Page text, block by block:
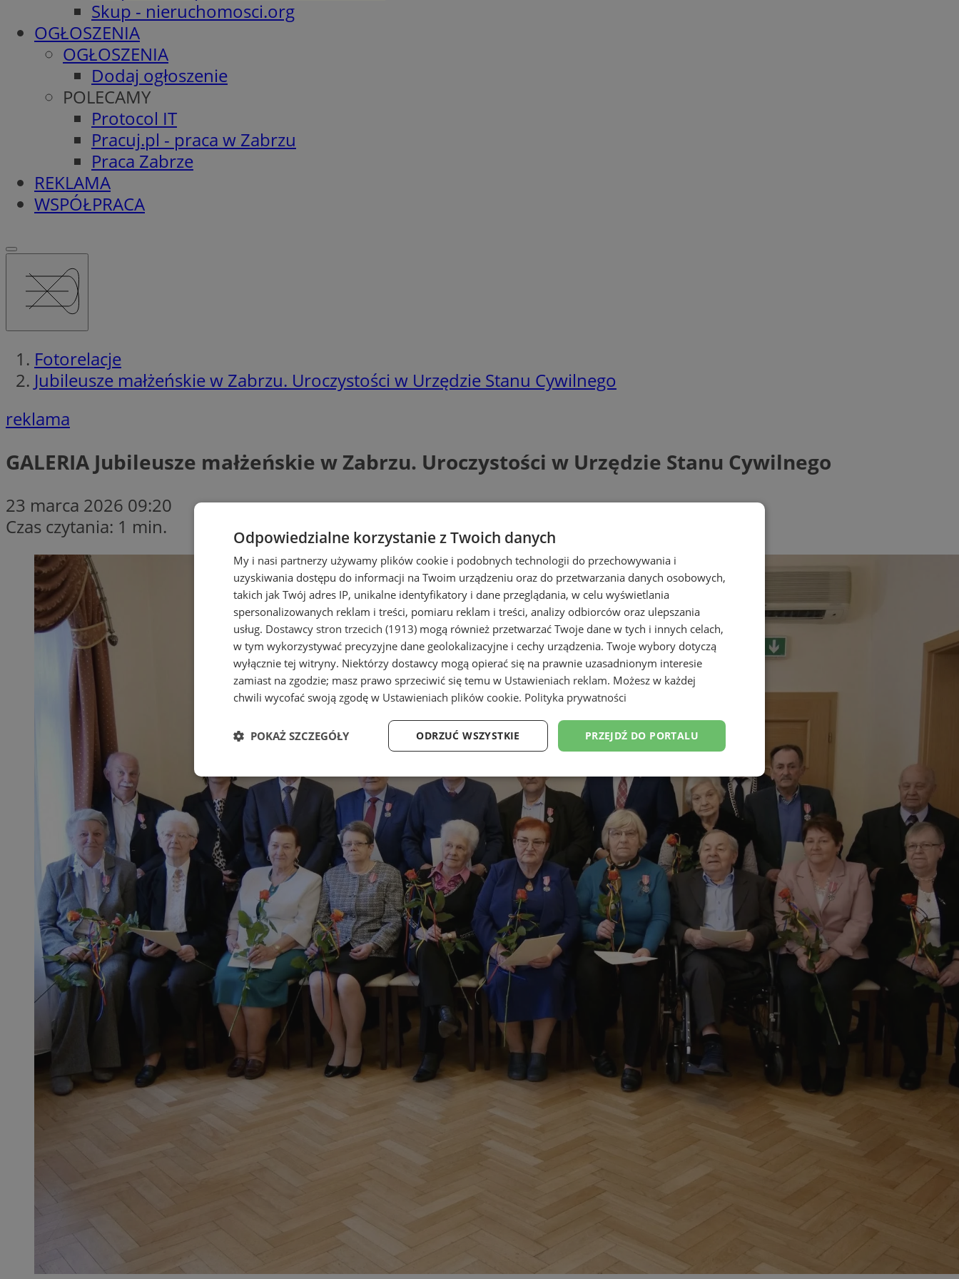
Skup - nieruchomosci.org
OGŁOSZENIA
OGŁOSZENIA
Dodaj ogłoszenie
POLECAMY
Protocol IT
Pracuj.pl - praca w Zabrzu
Praca Zabrze
REKLAMA
WSPÓŁPRACA
Fotorelacje
Jubileusze małżeńskie w Zabrzu. Uroczystości w Urzędzie Stanu Cywilnego
reklama
GALERIA Jubileusze małżeńskie w Zabrzu. Uroczystości w Urzędzie Stanu Cywilnego
23 marca 2026 09:20
Czas czytania: 1 min.
Odpowiedzialne korzystanie z Twoich danych
My i nasi partnerzy używamy plików cookie i podobnych technologii do przechowywania i
uzyskiwania dostępu do informacji na Twoim urządzeniu oraz do przetwarzania danych osobowych,
takich jak Twój adres IP, unikalne identyfikatory i dane przeglądania, w celu wyświetlania
spersonalizowanych reklam i treści, pomiaru reklam i treści, analizy odbiorców oraz ulepszania
usług. Dostawcy stron trzecich (1913) mogą również przetwarzać Twoje dane w tych i innych celach,
w tym wykorzystywać precyzyjne dane geolokalizacyjne i cechy urządzenia. Twoje wybory dotyczą
wyłącznie tej witryny. Niektórzy dostawcy mogą opierać się na prawnie uzasadnionym interesie
zamiast na zgodzie; masz prawo sprzeciwić się temu w Ustawieniach reklam. Możesz w każdej
chwili wycofać swoją zgodę w Ustawieniach plików cookie. Polityka prywatności
PRZEJDŹ DO PORTALU
ODRZUĆ WSZYSTKIE
POKAŻ SZCZEGÓŁY
Niezbędne Wydajność Targetowanie Funkcjonalność Niesklasyfikowane
Niezbędne Wydajność Targetowanie Funkcjonalność Niesklasyfikowane
Niezbędne pliki cookie umożliwiają korzystanie z podstawowych funkcji strony internetowej, takich jak logowanie użytkownika i
zarządzanie kontem. Bez niezbędnych plików cookie nie można prawidłowo korzystać ze strony internetowej.
Nazwa
Provider
Domena
Okres
przechowywania
Opis
SessID zabrze.com.pl 1 rok
Ten plik cookie przechowuje identyfikator sesji.
QeSessID
1 rok
Ten plik cookie przechowuje identyfikator sesji.
1 rok
Ten plik cookie przechowuje identyfikator sesji.
__cf_bm
Cloudflare
29 minut 53
Ten plik cookie służy do rozróżniania ludzi i botów. Jest
to korzystne dla strony internetowej, ponieważ
umożliwia tworzenie ważnych raportów na temat
korzystania z jej witryny internetowej.
__cf_bm
29 minut 55
Ten plik cookie służy do rozróżniania ludzi i botów. Jest
to korzystne dla strony internetowej, ponieważ
umożliwia tworzenie ważnych raportów na temat
korzystania z jej witryny internetowej.
Script.com do zapamiętywania preferencji dotyczących
zgody użytkownika na pliki cookie. Jest to konieczne,
aby baner cookie Cookie-Script.com działał poprawnie.
użytkownika oraz jego preferencjach dotyczących
wybory dotyczące polityki prywatności i ustawień
zgodność z regulacjami ochrony danych.